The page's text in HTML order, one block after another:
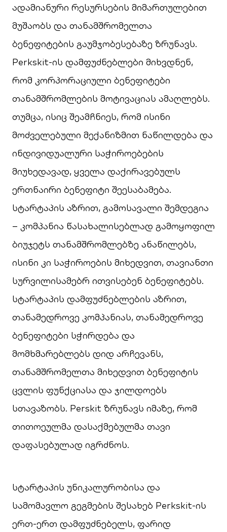
ადამიანური რესურსების მიმართულებით
მუშაობს და თანამშრომელთა
ბენეფიტების გაუმჯობესებაზე ზრუნავს.
Perkskit-ის დამფუძნებლები მიხვდნენ,
რომ კორპორაციული ბენეფიტები
თანამშრომლების მოტივაციას ამაღლებს.
თუმცა, ისიც შეამჩნიეს, რომ ისინი
მოძველებული მექანიზმით ნაწილდება და
ინდივიდუალური საჭიროებების
მიუხედავად, ყველა დაქირავებულს
ერთნაირი ბენეფიტი შეესაბამება.
სტარტაპის აზრით, გამოსავალი შემდეგია
– კომპანია წასახალისებლად გამოყოფილ
ბიუჯეტს თანამშრომლებზე ანაწილებს,
ისინი კი საჭიროების მიხედვით, თავიანთი
სურვილისამებრ ითვისებენ ბენეფიტებს.
სტარტაპის დამფუძნებლების აზრით,
თანამედროვე კომპანიას, თანამედროვე
ბენეფიტები სჭირდება და
მომხმარებლებს დიდ არჩევანს,
თანამშრომელთა მიხედვით ბენეფიტის
ცვლის ფუნქციასა და ჯილდოებს
სთავაზობს. Perskit ზრუნავს იმაზე, რომ
თითოეულმა დასაქმებულმა თავი
დაფასებულად იგრძნოს.
სტარტაპის უნიკალურობისა და
სამომავლო გეგმების შესახებ Perkskit-ის
ერთ-ერთ დამფუძნებელს, ფარიდ